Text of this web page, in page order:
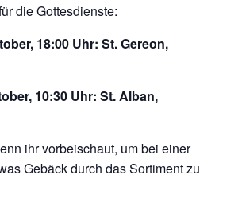
die Gottesdienste:
18:00 Uhr: St. Gereon,
10:30 Uhr: St. Alban,
ihr vorbeischaut, um bei einer
Gebäck durch das Sortiment zu